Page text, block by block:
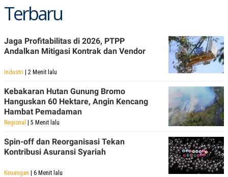
I
A
D
SITEMAPPROFILE
USE
PEDOMAN
PEMBERITAAN
SIBER
POLICY
Terbaru
Jaga Profitabilitas di 2026, PTPP
Andalkan Mitigasi Kontrak dan Vendor
Industri | 2 Menit lalu
Kebakaran Hutan Gunung Bromo
Hanguskan 60 Hektare, Angin Kencang
Hambat Pemadaman
Regional | 5 Menit lalu
Spin-off dan Reorganisasi Tekan
Kontribusi Asuransi Syariah
Keuangan | 6 Menit lalu